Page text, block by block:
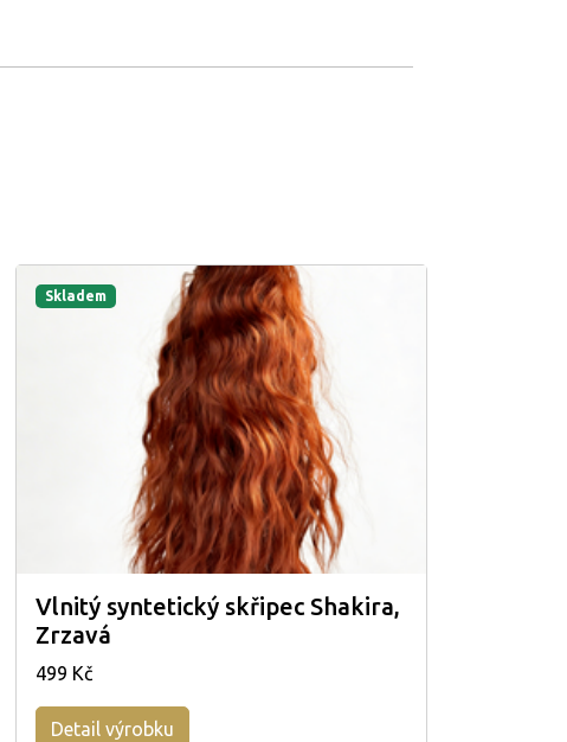
Skladem
Vlnitý syntetický skřipec Shakira,
Zrzavá
499 Kč
Detail výrobku